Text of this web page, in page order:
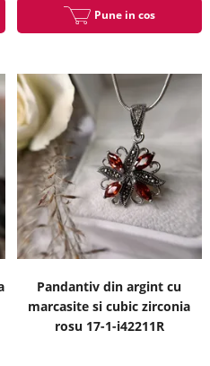
Pune in cos
Pandantiv din argint cu
marcasite si cubic zirconia
rosu 17-1-i42211R